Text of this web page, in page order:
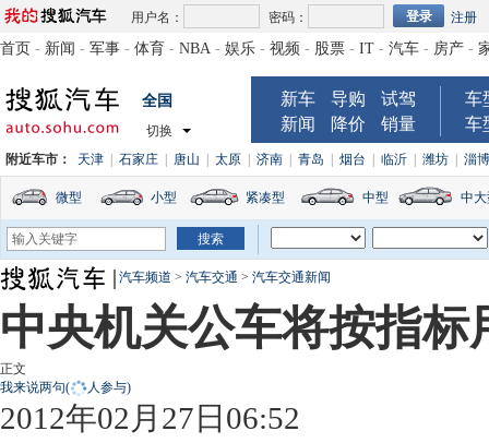
用户名： 密码： 注册
首页 - 新闻 - 军事 - 体育 - NBA - 娱乐 - 视频 - 股票 - IT - 汽车 - 房产 -
全国
切换
新车 导购
试驾
新闻
降价 销量
车
车
附近车市： 天津 石家庄 唐山 太原 济南 青岛 烟台 临沂 潍坊 淄博
微型 小型 紧凑型 中型 中
汽车频道 > 汽车交通 > 汽车交通新闻
中央机关公车将按指标
正文
我来说两句( 人参与)
2012年02月27日06:52